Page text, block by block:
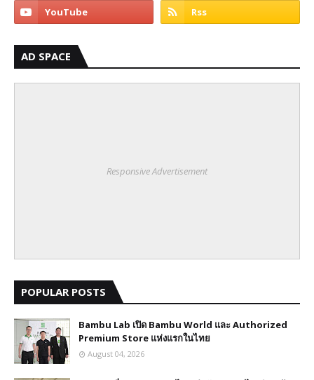
AD SPACE
Responsive Advertisement
POPULAR POSTS
Bambu Lab เปิด Bambu World และ Authorized
Premium Store แห่งแรกในไทย
August 04, 2026